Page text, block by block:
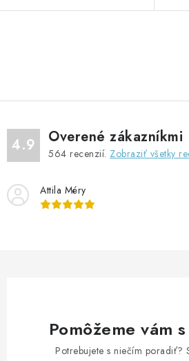
á
d
a
c
e
4.9 Overené zákazníkmi
564 recenzií. Zobraziť všetky
Attila Méry
Pomôžeme vám
Potrebujete s niečím poradiť?